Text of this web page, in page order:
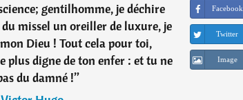
gentilhomme, je déchire
missel un oreiller de luxure, je
Dieu ! Tout cela pour toi,
plus digne de ton enfer : et tu ne
du damné !”
Facebook
Twitter
Image